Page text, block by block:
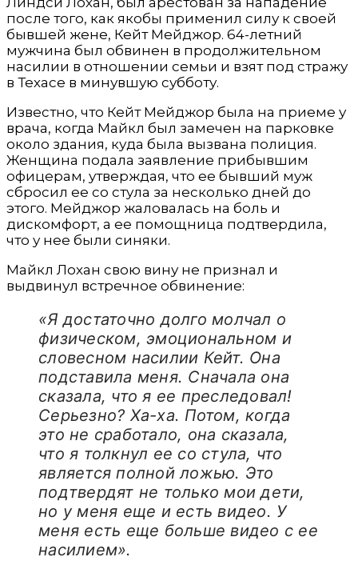
после того, как якобы применил силу к своей
бывшей жене, Кейт Мейджор. 64-летний
мужчина был обвинен в продолжительном
насилии в отношении семьи и взят под стражу
в Техасе в минувшую субботу.
Известно, что Кейт Мейджор была на приеме у
врача, когда Майкл был замечен на парковке
около здания, куда была вызвана полиция.
Женщина подала заявление прибывшим
офицерам, утверждая, что ее бывший муж
сбросил ее со стула за несколько дней до
этого. Мейджор жаловалась на боль и
дискомфорт, а ее помощница подтвердила,
что у нее были синяки.
Майкл Лохан свою вину не признал и
выдвинул встречное обвинение:
«Я достаточно долго молчал о
физическом, эмоциональном и
словесном насилии Кейт. Она
подставила меня. Сначала она
сказала, что я ее преследовал!
Серьезно? Ха-ха. Потом, когда
это не сработало, она сказала,
что я толкнул ее со стула, что
является полной ложью. Это
подтвердят не только мои дети,
но у меня еще и есть видео. У
меня есть еще больше видео с ее
насилием».